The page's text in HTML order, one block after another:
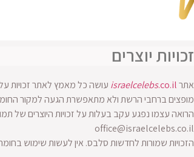
זכויות יוצרים
אתר israelcelebs.co.il
עושה כל מאמץ לאתר זכויות
הרואה עצמו נפגע עקב בעלות על זכויות היוצרים של
office@israelcelebs.co.il
הזכויות שמורות לחדשות סלבס. אין לעשות שימוש